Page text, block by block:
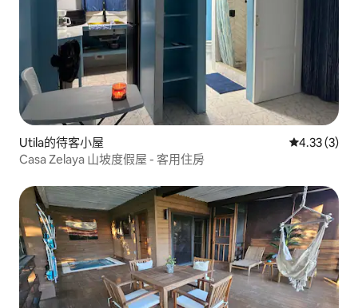
Utila的待客小屋 從 3 則評價
4.33 (3)
Casa Zelaya 山坡度假屋 - 客用住房